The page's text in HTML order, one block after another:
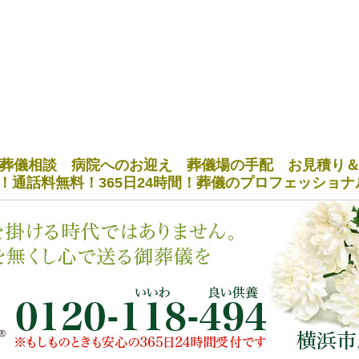
儀相談 病院へのお迎え 葬儀場の手配 お見積り
通話料無料！365日24時間！葬儀のプロフェッショ